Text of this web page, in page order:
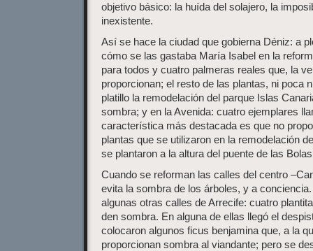
objetivo básico: la huída del solajero, la
inexistente.
Así se hace la ciudad que gobierna Déniz: a
cómo se las gastaba María Isabel en la
para todos y cuatro palmeras reales que, la
proporcionan; el resto de las plantas, ni poca
platillo la remodelación del parque Islas
sombra; y en la Avenida: cuatro ejemplares
característica más destacada es que no
plantas que se utilizaron en la remodelación
se plantaron a la altura del puente de las
Cuando se reforman las calles del centro
evita la sombra de los árboles, y a
algunas otras calles de Arrecife: cuatro
den sombra. En alguna de ellas llegó el
colocaron algunos ficus benjamina que, a la
proporcionan sombra al viandante; pero se